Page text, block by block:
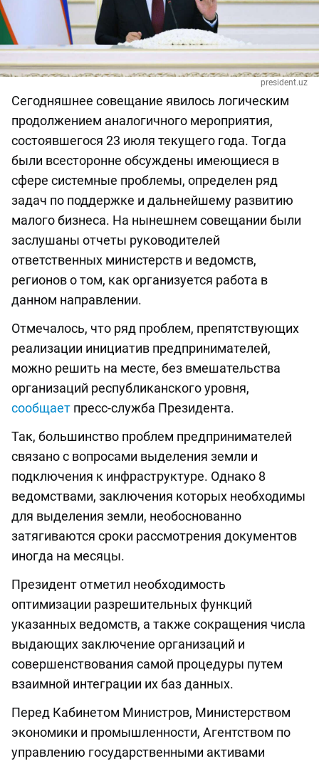
president.uz
Сегодняшнее совещание явилось логическим
продолжением аналогичного мероприятия,
состоявшегося 23 июля текущего года. Тогда
были всесторонне обсуждены имеющиеся в
сфере системные проблемы, определен ряд
задач по поддержке и дальнейшему развитию
малого бизнеса. На нынешнем совещании были
заслушаны отчеты руководителей
ответственных министерств и ведомств,
регионов о том, как организуется работа в
данном направлении.
Отмечалось, что ряд проблем, препятствующих
реализации инициатив предпринимателей,
можно решить на месте, без вмешательства
организаций республиканского уровня,
сообщает пресс-служба Президента.
Так, большинство проблем предпринимателей
связано с вопросами выделения земли и
подключения к инфраструктуре. Однако 8
ведомствами, заключения которых необходимы
для выделения земли, необоснованно
затягиваются сроки рассмотрения документов
иногда на месяцы.
Президент отметил необходимость
оптимизации разрешительных функций
указанных ведомств, а также сокращения числа
выдающих заключение организаций и
совершенствования самой процедуры путем
взаимной интеграции их баз данных.
Перед Кабинетом Министров, Министерством
экономики и промышленности, Агентством по
управлению государственными активами